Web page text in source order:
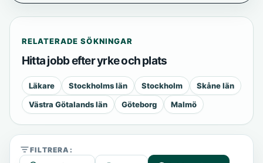
RELATERADE SÖKNINGAR
Hitta jobb efter yrke och plats
Läkare Stockholms län Stockholm
Skåne län
Västra Götalands län
Göteborg Malmö
FILTRERA: